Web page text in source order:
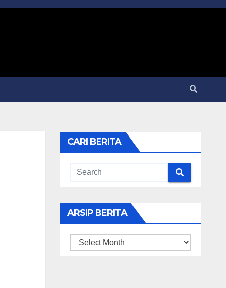
CARI BERITA
ARSIP BERITA
ARSIP